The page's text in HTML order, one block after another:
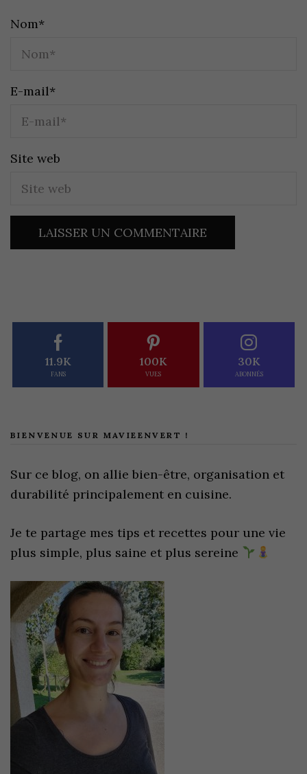
Nom*
E-mail*
Site web
11.9K
FANS
100K
VUES
30K
ABONNÉS
BIENVENUE SUR MAVIEENVERT !
Sur ce blog, on allie bien-être, organisation et
durabilité principalement en cuisine.
Je te partage mes tips et recettes pour une vie
plus simple, plus saine et plus sereine